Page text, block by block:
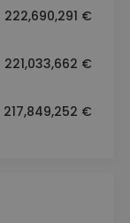
222,690,291 €
221,033,662 €
217,849,252 €